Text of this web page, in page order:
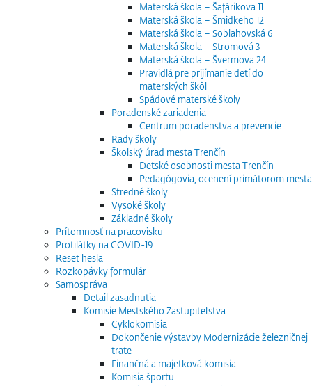
Materská škola – Šafárikova 11
Materská škola – Šmidkeho 12
Materská škola – Soblahovská 6
Materská škola – Stromová 3
Materská škola – Švermova 24
Pravidlá pre prijímanie detí do
materských škôl
Spádové materské školy
Poradenské zariadenia
Centrum poradenstva a prevencie
Rady školy
Školský úrad mesta Trenčín
Detské osobnosti mesta Trenčín
Pedagógovia, ocenení primátorom mesta
Stredné školy
Vysoké školy
Základné školy
Prítomnosť na pracovisku
Protilátky na COVID-19
Reset hesla
Rozkopávky formulár
Samospráva
Detail zasadnutia
Komisie Mestského Zastupiteľstva
Cyklokomisia
Dokončenie výstavby Modernizácie železničnej
trate
Finančná a majetková komisia
Komisia športu